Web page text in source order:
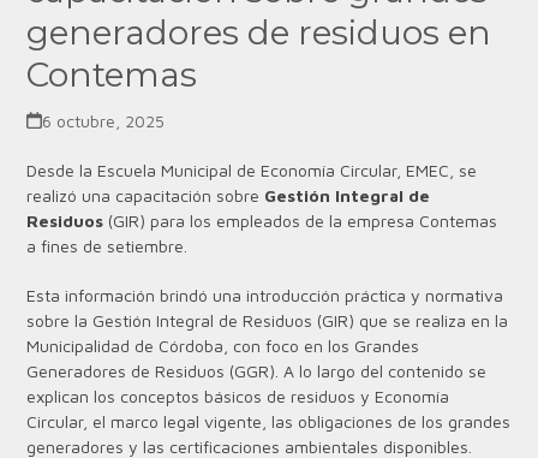
generadores de residuos en
Contemas
6 octubre, 2025
Desde la Escuela Municipal de Economía Circular, EMEC, se
realizó una capacitación sobre Gestión Integral de
Residuos (GIR) para los empleados de la empresa Contemas
a fines de setiembre.
Esta información brindó una introducción práctica y normativa
sobre la Gestión Integral de Residuos (GIR) que se realiza en la
Municipalidad de Córdoba, con foco en los Grandes
Generadores de Residuos (GGR). A lo largo del contenido se
explican los conceptos básicos de residuos y Economía
Circular, el marco legal vigente, las obligaciones de los grandes
generadores y las certificaciones ambientales disponibles.